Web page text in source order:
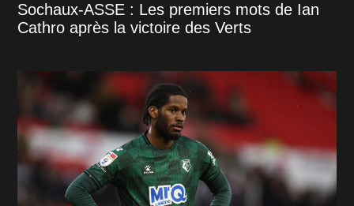
Sochaux-ASSE : Les premiers mots de Ian
Cathro après la victoire des Verts